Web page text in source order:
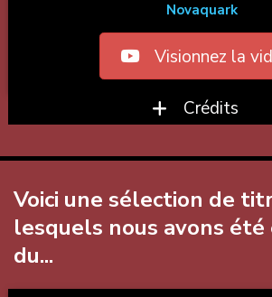
Novaquark
Visionnez la
Crédits
Voici une sélection de
lesquels nous avons été
du...